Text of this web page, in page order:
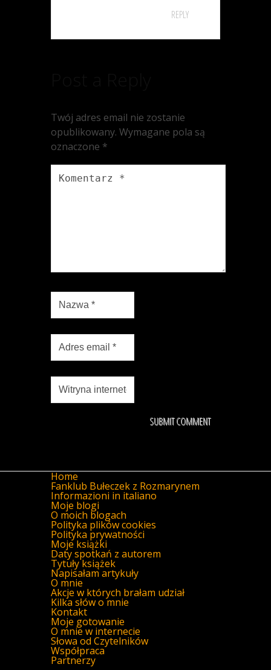
REPLY
Twój adres email nie zostanie
opublikowany. Wymagane pola są
oznaczone *
Home
Fanklub Bułeczek z Rozmarynem
Informazioni in italiano
Moje blogi
O moich blogach
Polityka plików cookies
Polityka prywatności
Moje książki
Daty spotkań z autorem
Tytuły książek
Napisałam artykuły
O mnie
Akcje w których brałam udział
Kilka słów o mnie
Kontakt
Moje gotowanie
O mnie w internecie
Słowa od Czytelników
Współpraca
Partnerzy